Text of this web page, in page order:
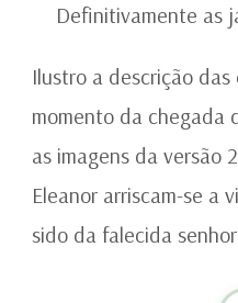
Definitivamente as
Ilustro a descrição
momento da chegada
as imagens da versão
Eleanor arriscam-se a
sido da falecida